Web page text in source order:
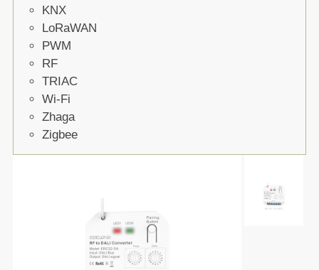
KNX
LoRaWAN
PWM
RF
TRIAC
Wi-Fi
Zhaga
Zigbee